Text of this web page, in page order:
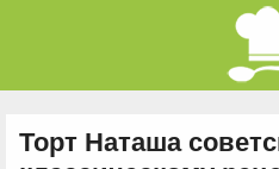
Торт Наташа